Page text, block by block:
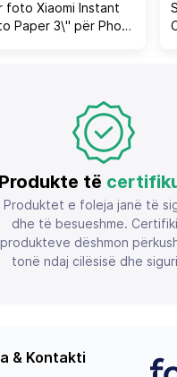
foto Xiaomi Instant
Paper 3\" për Photo
Produkte të
Produktet e foleja janë të
dhe të besueshme.
produkteve dëshmon
tonë ndaj cilësisë dhe
& Kontakti